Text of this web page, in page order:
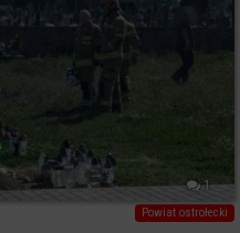
1
Powiat ostrołecki